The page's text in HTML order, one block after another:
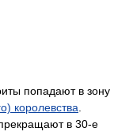
попадают в зону
королевства
в 30-е